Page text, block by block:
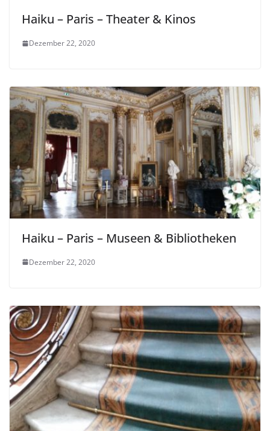
Haiku – Paris – Theater & Kinos
Dezember 22, 2020
Haiku – Paris – Museen & Bibliotheken
Dezember 22, 2020